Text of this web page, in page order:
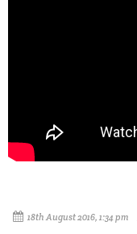
18th August 2016, 1:34 pm